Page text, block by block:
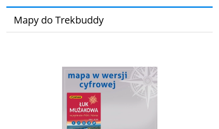
Mapy do Trekbuddy